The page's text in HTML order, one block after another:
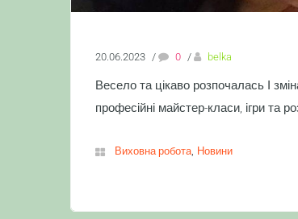
20.06.2023 / 0 / belka
Весело та цікаво розпочалась І
професійні майстер-класи, ігри та
Виховна робота, Новини